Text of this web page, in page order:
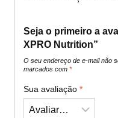
Seja o primeiro a
XPRO Nutrition”
O seu endereço de e-mail não
marcados com *
Sua avaliação *